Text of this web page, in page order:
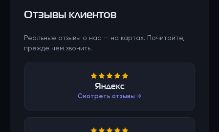
Отзывы клиентов
Реальные отзывы о нас — на картах. Почитайте,
прежде чем звонить.
Яндекс
Смотреть отзывы →